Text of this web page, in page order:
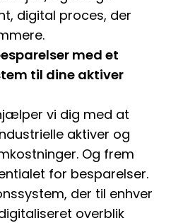
digital proces, der
med et
til dine aktiver
hjælper vi dig med at
aktiver og
Og frem
for besparelser.
der til enhver
overblik